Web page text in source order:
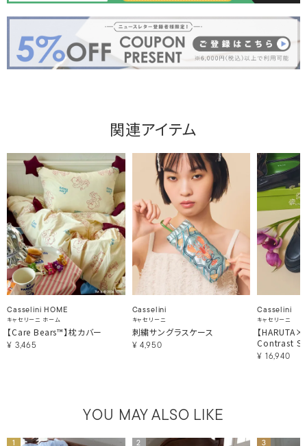
関連アイテム
Casselini HOME
キャセリーニ ホーム
【Care Bears™】枕カバー
¥ 3,465
Casselini
キャセリーニ
刺繍サングラスケース
¥ 4,950
Casselini
キャセリーニ
【
Contrast
¥ 16,940
YOU MAY ALSO LIKE
1 2 3